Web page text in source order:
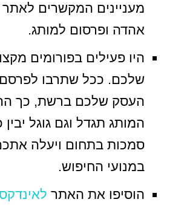
מעניינים המקשרים לאתר
אהדה ופרסום למותג.
היו פעילים בפורומים
שלכם. ככל שתרבו
העסק שלכם ברשת, כך
המותג תגדל וגם גוגל
סמכות בתחום ויעלה
במנועי החיפוש.
הוסיפו את האתר